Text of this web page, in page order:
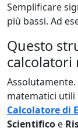
Semplificare
più bassi. Ad
Questo
calcolatori
matematici utili
Calcolatore di
Scientifico e